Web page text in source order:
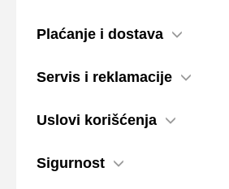
Plaćanje i dostava
Servis i reklamacije
Uslovi korišćenja
Sigurnost